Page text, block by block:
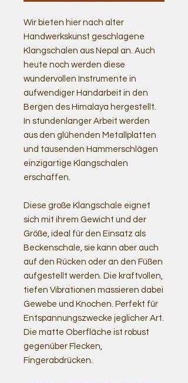
Wir bieten hier nach alter
Handwerkskunst geschlagene
Klangschalen aus Nepal an. Auch
heute noch werden diese
wundervollen Instrumente in
aufwendiger Handarbeit in den
Bergen des Himalaya hergestellt.
In stundenlanger Arbeit werden
aus den glühenden Metallplatten
und tausenden Hammerschlägen
einzigartige Klangschalen
erschaffen.
Diese große Klangschale eignet
sich mit ihrem Gewicht und der
Größe, ideal für den Einsatz als
Beckenschale, sie kann aber auch
auf den Rücken oder an den Füßen
aufgestellt werden. Die kraftvollen,
tiefen Vibrationen massieren dabei
Gewebe und Knochen. Perfekt für
Entspannungszwecke jeglicher Art.
Die matte Oberfläche ist robust
gegenüber Flecken,
Fingerabdrücken.